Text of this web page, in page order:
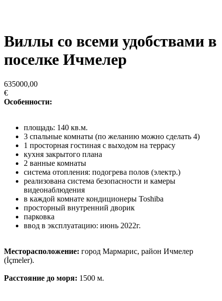
Виллы со всеми удобствами в
поселке Ичмелер
635000,00
€
Особенности:
площадь: 140 кв.м.
3 спальные комнаты (по желанию можно сделать 4)
1 просторная гостиная с выходом на террасу
кухня закрытого плана
2 ванные комнаты
система отопления: подогрева полов (электр.)
реализована система безопасности и камеры
видеонаблюдения
в каждой комнате кондиционеры Toshiba
просторный внутренний дворик
парковка
ввод в эксплуатацию: июнь 2022г.
Месторасположение: город Мармарис, район Ичмелер
(İçmeler).
Расстояние до моря: 1500 м.